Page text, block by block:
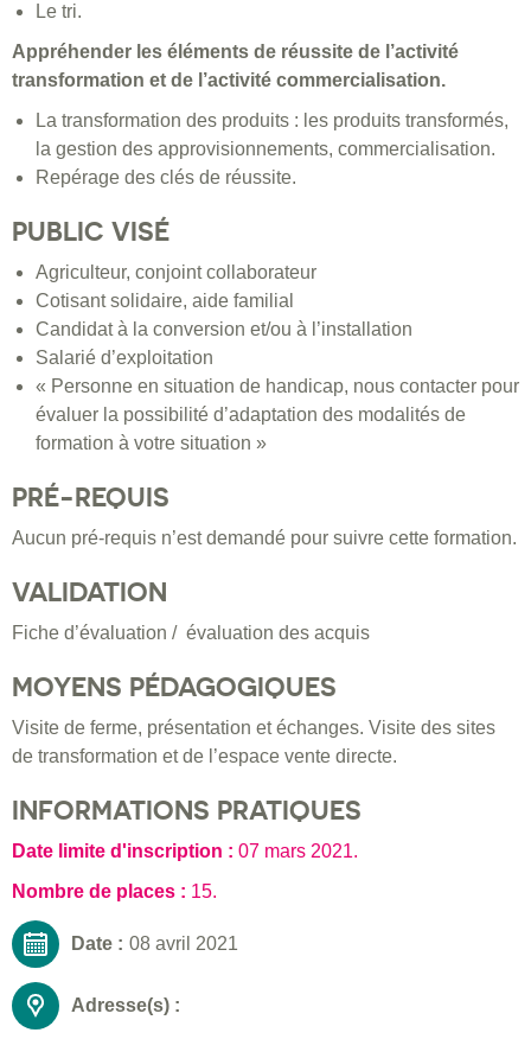
Le tri.
Appréhender les éléments de réussite de l’activité
transformation et de l’activité commercialisation.
La transformation des produits : les produits transformés,
la gestion des approvisionnements, commercialisation.
Repérage des clés de réussite.
PUBLIC VISÉ
Agriculteur, conjoint collaborateur
Cotisant solidaire, aide familial
Candidat à la conversion et/ou à l’installation
Salarié d’exploitation
« Personne en situation de handicap, nous contacter pour
évaluer la possibilité d’adaptation des modalités de
formation à votre situation »
PRÉ-REQUIS
Aucun pré-requis n’est demandé pour suivre cette formation.
VALIDATION
Fiche d’évaluation / évaluation des acquis
MOYENS PÉDAGOGIQUES
Visite de ferme, présentation et échanges. Visite des sites
de transformation et de l’espace vente directe.
INFORMATIONS PRATIQUES
Date limite d'inscription : 07 mars 2021.
Nombre de places : 15.
Date : 08 avril 2021
Adresse(s) :